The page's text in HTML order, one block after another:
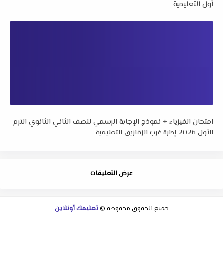
أول التعليمية
امتحان الفيزياء + نموذج الإجابة الرسمي للصف الثاني الثانوي الترم
الأول 2026 إدارة غرب الزقازيق التعليمية
عرض التعليقات
جميع الحقوق محفوظة ©تعليمك أونلاين